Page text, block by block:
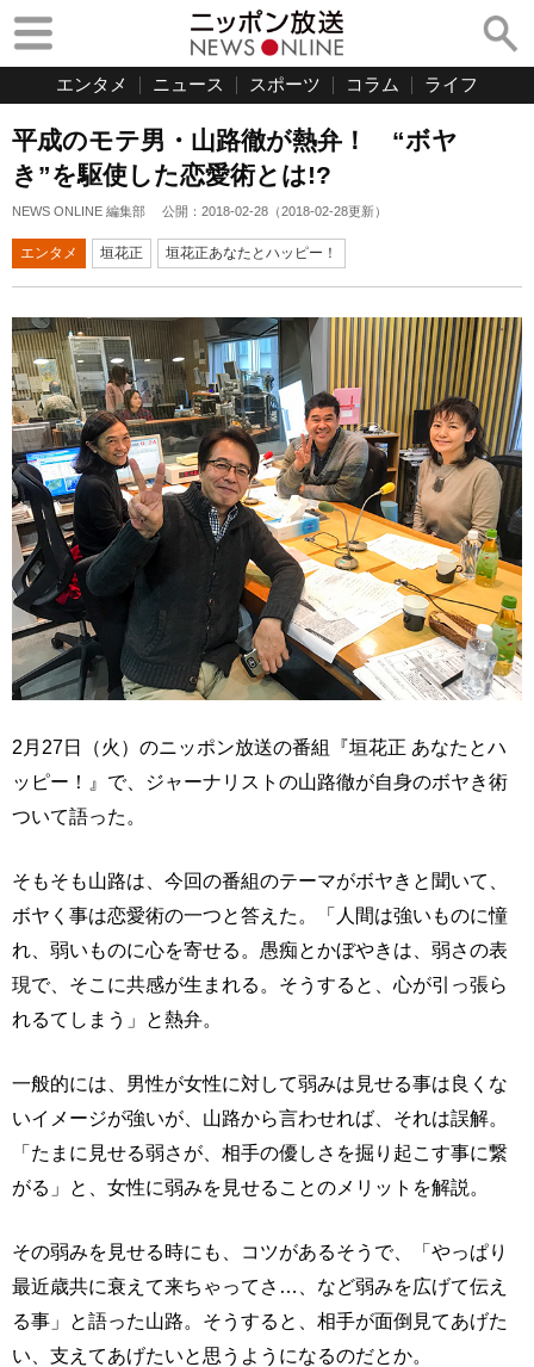
エンタメ ニュース スポーツ コラム ライフ
平成のモテ男・山路徹が熱弁！ “ボヤ
き”を駆使した恋愛術とは!?
NEWS ONLINE 編集部 公開： 2018-02-28 （2018-02-28更新）
エンタメ 垣花正 垣花正あなたとハッピー！
2月27日（火）のニッポン放送の番組『垣花正 あなたとハ
ッピー！』で、ジャーナリストの山路徹が自身のボヤき術
ついて語った。
そもそも山路は、今回の番組のテーマがボヤきと聞いて、
ボヤく事は恋愛術の一つと答えた。「人間は強いものに憧
れ、弱いものに心を寄せる。愚痴とかぼやきは、弱さの表
現で、そこに共感が生まれる。そうすると、心が引っ張ら
れるてしまう」と熱弁。
一般的には、男性が女性に対して弱みは見せる事は良くな
いイメージが強いが、山路から言わせれば、それは誤解。
「たまに見せる弱さが、相手の優しさを掘り起こす事に繋
がる」と、女性に弱みを見せることのメリットを解説。
その弱みを見せる時にも、コツがあるそうで、「やっぱり
最近歳共に衰えて来ちゃってさ…、など弱みを広げて伝え
る事」と語った山路。そうすると、相手が面倒見てあげた
い、支えてあげたいと思うようになるのだとか。